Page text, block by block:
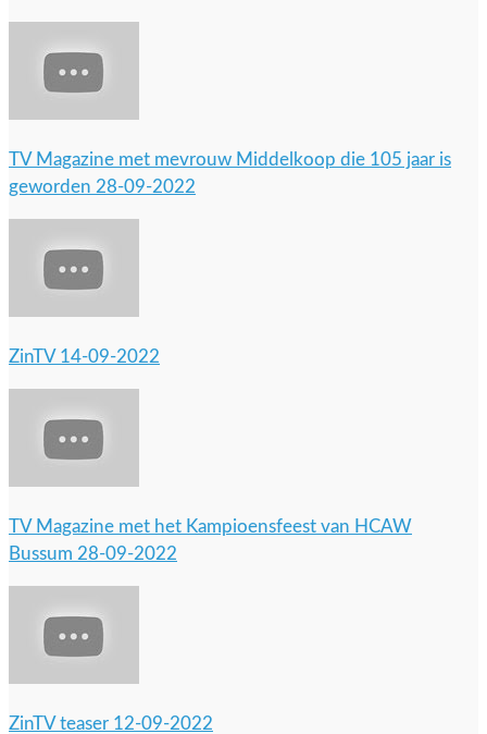
TV Magazine met mevrouw Middelkoop die 105 jaar is
geworden 28-09-2022
ZinTV 14-09-2022
TV Magazine met het Kampioensfeest van HCAW
Bussum 28-09-2022
ZinTV teaser 12-09-2022